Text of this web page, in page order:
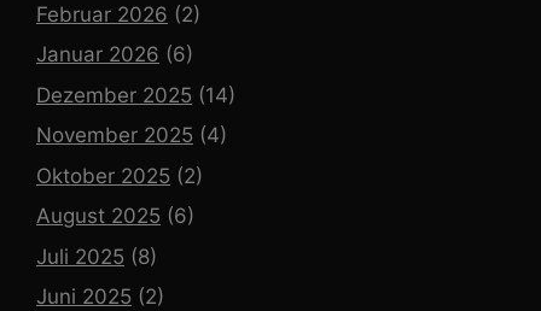
Februar 2026 (2)
Januar 2026 (6)
Dezember 2025 (14)
November 2025 (4)
Oktober 2025 (2)
August 2025 (6)
Juli 2025 (8)
Juni 2025 (2)